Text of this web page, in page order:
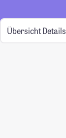
Übersicht Details